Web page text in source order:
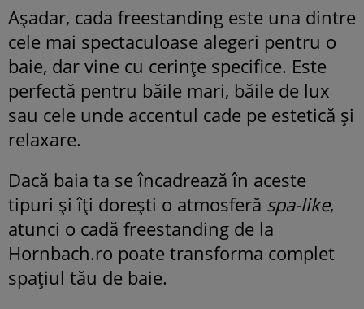
Așadar, cada freestanding este una dintre
cele mai spectaculoase alegeri pentru o
baie, dar vine cu cerințe specifice. Este
perfectă pentru băile mari, băile de lux
sau cele unde accentul cade pe estetică și
relaxare.
Dacă baia ta se încadrează în aceste
tipuri și îți dorești o atmosferă spa-like,
atunci o cadă freestanding de la
Hornbach.ro poate transforma complet
spațiul tău de baie.